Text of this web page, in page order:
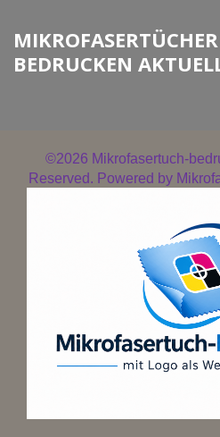
BEDRUCKEN
©2026 Mikrofasertuch-
Reserved. Powered by